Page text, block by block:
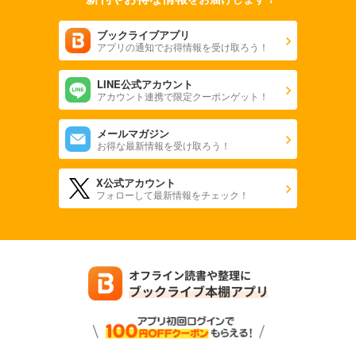
ブックライブアプリ
アプリの通知でお得情報を受け取ろう！
LINE公式アカウント
アカウント連携で限定クーポンゲット！
メールマガジン
お得な最新情報を受け取ろう！
X公式アカウント
フォローして最新情報をチェック！